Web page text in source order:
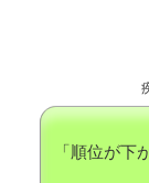
「順位が下